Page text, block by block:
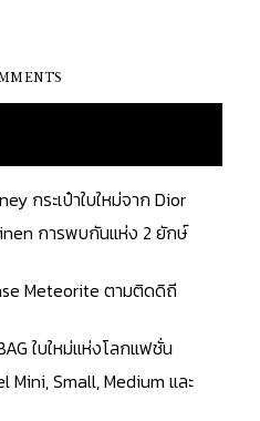
YSL College Bag หนึ่งใน
ทั้งข้อมูลและราย
งทางเลือกให้แก่สาวๆ ที่
ข้อดี คือ หนัง
คงทน Hardware :
สีดำ (Black) , สีเงิน
โลหะมีลักษณะไม่มัน
งไม่มีรองขีดข่วนใดๆ
นด์ YSL ต้องเรียบเนียน
เย็บไปในทิศทางเดียวกัน
นกัน และมีสีเดียวกับตัว
ว่า สายกระเป๋าต้องมีความ
กระเป๋าใบใหม่จาก Dior
การพบกันแห่ง 2 ยักษ์
Meteorite ตามติดดิถี
ใบใหม่แห่งโลกแฟชั่น
Mini, Small, Medium และ